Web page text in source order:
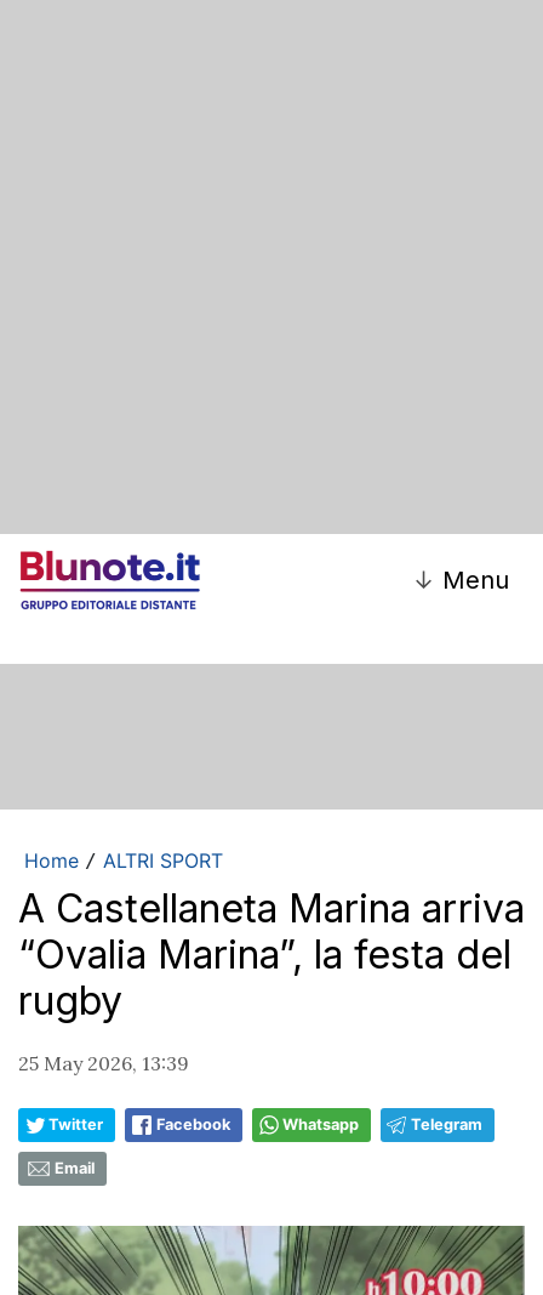
↓ Menu
Home / ALTRI SPORT
A Castellaneta Marina arriva
“Ovalia Marina”, la festa del
rugby
25 May 2026, 13:39
Twitter Facebook Whatsapp Telegram
Email